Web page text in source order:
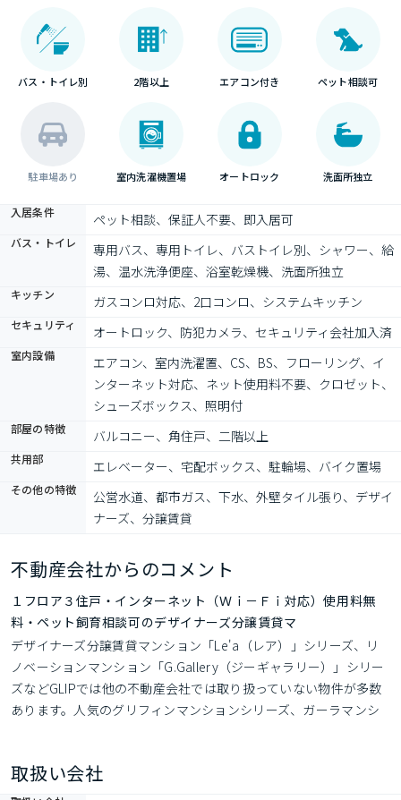
バス・トイレ別 2階以上 エアコン付き ペット相談可
駐車場あり 室内洗濯機置場 オートロック 洗面所独立
入居条件 ペット相談、保証人不要、即入居可
バス・トイレ
専用バス、専用トイレ、バストイレ別、シャワー、給
湯、温水洗浄便座、浴室乾燥機、洗面所独立
キッチン ガスコンロ対応、2口コンロ、システムキッチン
セキュリティ オートロック、防犯カメラ、セキュリティ会社加入済
室内設備
エアコン、室内洗濯置、CS、BS、フローリング、イ
ンターネット対応、ネット使用料不要、クロゼット、
シューズボックス、照明付
部屋の特徴 バルコニー、角住戸、二階以上
共用部 エレベーター、宅配ボックス、駐輪場、バイク置場
その他の特徴
公営水道、都市ガス、下水、外壁タイル張り、デザイ
ナーズ、分譲賃貸
不動産会社からのコメント
１フロア３住戸・インターネット（Ｗｉ－Ｆｉ対応）使用料無
料・ペット飼育相談可のデザイナーズ分譲賃貸マ
デザイナーズ分譲賃貸マンション「Le'a（レア）」シリーズ、リ
ノベーションマンション「G.Gallery（ジーギャラリー）」シリー
ズなどGLIPでは他の不動産会社では取り扱っていない物件が多数
あります。人気のグリフィンマンションシリーズ、ガーラマンシ
い。
取扱い会社